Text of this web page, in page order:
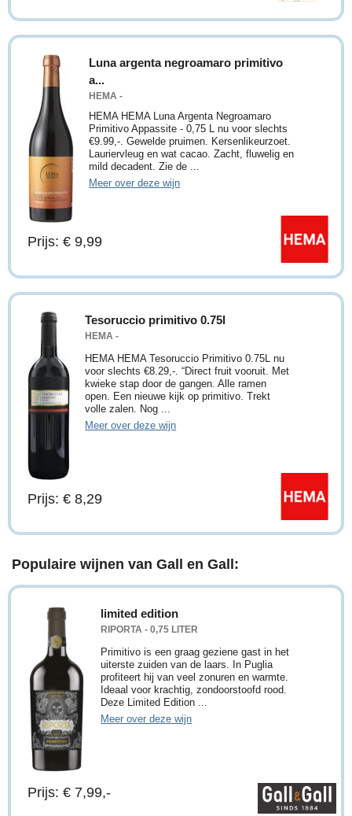
Luna argenta negroamaro primitivo
a...
HEMA -
HEMA HEMA Luna Argenta Negroamaro
Primitivo Appassite - 0,75 L nu voor slechts
€9.99,-. Gewelde pruimen. Kersenlikeurzoet.
Lauriervleug en wat cacao. Zacht, fluwelig en
mild decadent. Zie de ...
Meer over deze wijn
Prijs: € 9,99
Tesoruccio primitivo 0.75l
HEMA -
HEMA HEMA Tesoruccio Primitivo 0.75L nu
voor slechts €8.29,-. “Direct fruit vooruit. Met
kwieke stap door de gangen. Alle ramen
open. Een nieuwe kijk op primitivo. Trekt
volle zalen. Nog ...
Meer over deze wijn
Prijs: € 8,29
Populaire wijnen van Gall en Gall:
limited edition
RIPORTA - 0,75 LITER
Primitivo is een graag geziene gast in het
uiterste zuiden van de laars. In Puglia
profiteert hij van veel zonuren en warmte.
Ideaal voor krachtig, zondoorstoofd rood.
Deze Limited Edition ...
Meer over deze wijn
Prijs: € 7,99,-